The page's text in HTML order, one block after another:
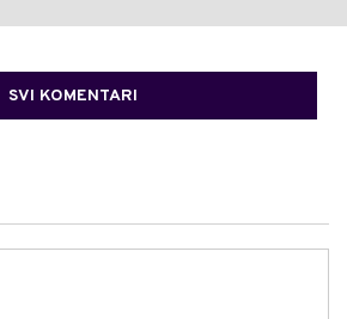
SVI KOMENTARI